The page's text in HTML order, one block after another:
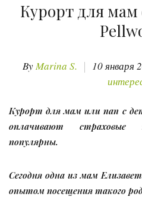
Курорт для мам
ByMarina S. 10 января
Курорт для мам или пап с
оплачивают страховые
популярны.
Сегодня одна из мам
опытом посещения такого